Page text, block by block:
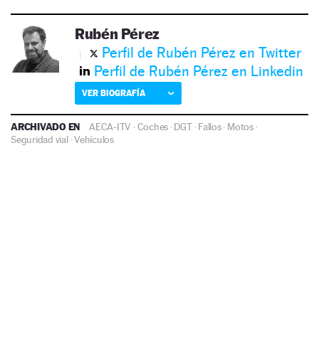
Rubén Pérez
Perfil de Rubén Pérez en Twitter
Perfil de Rubén Pérez en Linkedin
VER BIOGRAFÍA
ARCHIVADO EN AECA-ITV ·Coches ·DGT·Fallos· Motos·
Seguridad vial·Vehículos